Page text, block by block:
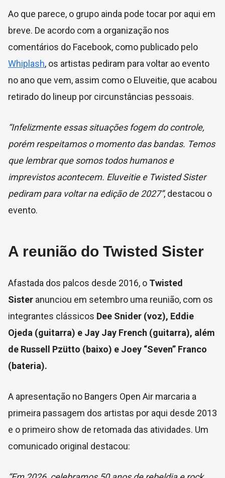
Ao que parece, o grupo ainda pode tocar por aqui em
breve. De acordo com a organização nos
comentários do Facebook, como publicado pelo
Whiplash, os artistas pediram para voltar ao evento
no ano que vem, assim como o Eluveitie, que acabou
retirado do lineup por circunstâncias pessoais.
“Infelizmente essas situações fogem do controle,
porém respeitamos o momento das bandas. Temos
que lembrar que somos todos humanos e
imprevistos acontecem. Eluveitie e Twisted Sister
pediram para voltar na edição de 2027”, destacou o
evento.
A reunião do Twisted Sister
Afastada dos palcos desde 2016, o Twisted
Sister anunciou em setembro uma reunião, com os
integrantes clássicos Dee Snider (voz), Eddie
Ojeda (guitarra) e Jay Jay French (guitarra), além
de Russell Pzütto (baixo) e Joey “Seven” Franco
(bateria).
A apresentação no Bangers Open Air marcaria a
primeira passagem dos artistas por aqui desde 2013
e o primeiro show de retomada das atividades. Um
comunicado original destacou: